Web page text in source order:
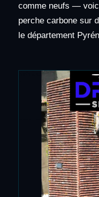
comme neufs —
perche carbone sur
le département